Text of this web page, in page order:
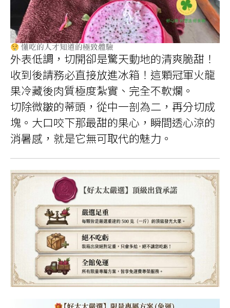
懂吃的人才知道的極致體驗
外表低調，切開卻是驚天動地的清爽脆甜！
收到後請務必直接放進冰箱！這顆冠軍火龍
果冷藏後肉質極度紮實、完全不軟爛。
切除微皺的蒂頭，從中一剖為二，再分切成
塊。大口咬下那最甜的果心，瞬間透心涼的
消暑感，就是它無可取代的魅力。